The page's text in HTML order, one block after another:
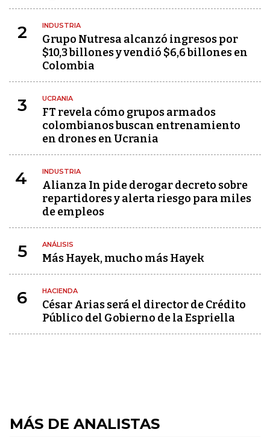
2 INDUSTRIA
Grupo Nutresa alcanzó ingresos por
$10,3 billones y vendió $6,6 billones en
Colombia
3 UCRANIA
FT revela cómo grupos armados
colombianos buscan entrenamiento
en drones en Ucrania
4 INDUSTRIA
Alianza In pide derogar decreto sobre
repartidores y alerta riesgo para miles
de empleos
5 ANÁLISIS
Más Hayek, mucho más Hayek
6 HACIENDA
César Arias será el director de Crédito
Público del Gobierno de la Espriella
MÁS DE ANALISTAS